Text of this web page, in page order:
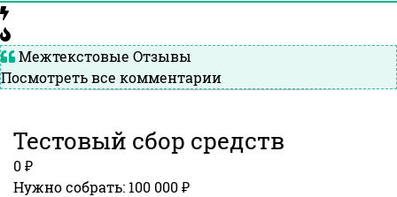
Межтекстовые Отзывы
Посмотреть все комментарии
Тестовый сбор средств
0 ₽
Нужно собрать: 100 000 ₽